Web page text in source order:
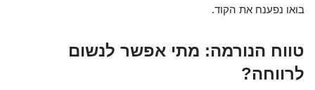
בואו נפענח את הקוד.
טווח הנורמה: מתי אפשר לנשום
לרווחה?